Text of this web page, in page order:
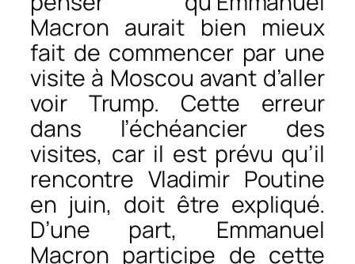
Macron aurait bien mieux
fait de commencer par une
visite à Moscou avant d’aller
voir Trump. Cette erreur
dans l’échéancier des
visites, car il est prévu qu’il
rencontre Vladimir Poutine
en juin, doit être expliqué.
D’une part, Emmanuel
Macron participe de cette